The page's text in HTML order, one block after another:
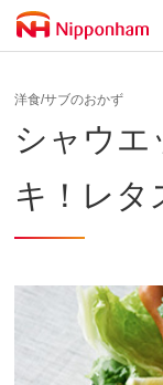
洋食/サブのおかず
シャウエ
キ！レタ